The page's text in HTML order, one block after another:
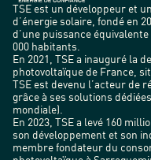
TSE est un développeur et
d’énergie solaire, fondé en
d’une puissance
000 habitants.
En 2021, TSE a inauguré la
photovoltaïque de France,
TSE est devenu l’acteur de
grâce à ses solutions
mondiale).
En 2023, TSE a levé 160
son développement et son
membre fondateur du